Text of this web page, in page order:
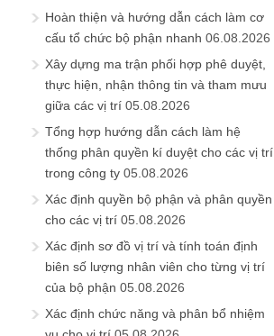
Hoàn thiện và hướng dẫn cách làm cơ
cấu tổ chức bộ phận nhanh 06.08.2026
Xây dựng ma trận phối hợp phê duyệt,
thực hiện, nhận thông tin và tham mưu
giữa các vị trí 05.08.2026
Tổng hợp hướng dẫn cách làm hệ
thống phân quyền kí duyệt cho các vị trí
trong công ty 05.08.2026
Xác định quyền bộ phận và phân quyền
cho các vị trí 05.08.2026
Xác định sơ đồ vị trí và tính toán định
biên số lượng nhân viên cho từng vị trí
của bộ phận 05.08.2026
Xác định chức năng và phân bổ nhiệm